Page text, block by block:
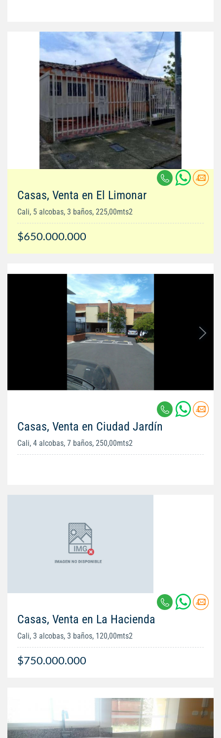
Casas, Venta en El Limonar
Cali, 5 alcobas, 3 baños, 225,00mts2
$650.000.000
Casas, Venta en Ciudad Jardín
Cali, 4 alcobas, 7 baños, 250,00mts2
Casas, Venta en La Hacienda
Cali, 3 alcobas, 3 baños, 120,00mts2
$750.000.000